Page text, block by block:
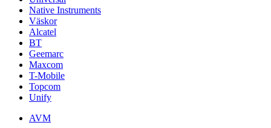
Native Instruments
Väskor
Alcatel
BT
Geemarc
Maxcom
T-Mobile
Topcom
Unify
AVM